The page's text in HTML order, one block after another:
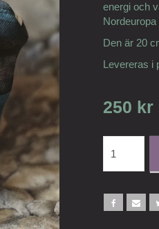
energi och
Den är 20
Levereras i
250 kr